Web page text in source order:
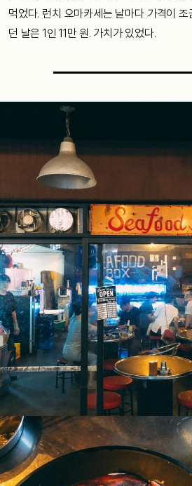
먹었다. 런치 오마카세는 날마다 가격이
던 날은 1인 11만 원. 가치가 있었다.